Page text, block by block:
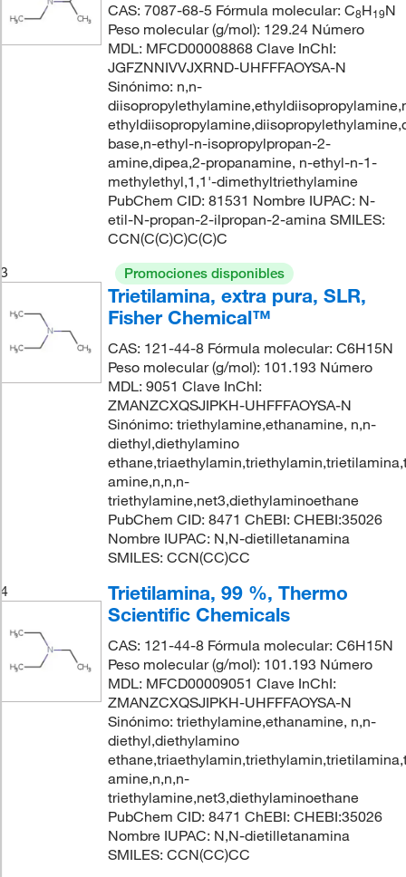
CAS: 7087-68-5 Fórmula molecular: C8H19N
Peso molecular (g/mol): 129.24 Número
MDL: MFCD00008868 Clave InChI:
JGFZNNIVVJXRND-UHFFFAOYSA-N
Sinónimo: n,n-
base,n-ethyl-n-isopropylpropan-2-
amine,dipea,2-propanamine, n-ethyl-n-1-
methylethyl,1,1'-dimethyltriethylamine
PubChem CID: 81531 Nombre IUPAC: N-
etil-N-propan-2-ilpropan-2-amina SMILES:
CCN(C(C)C)C(C)C
3
Promociones disponibles
Trietilamina, extra pura, SLR,
Fisher Chemical™
CAS: 121-44-8 Fórmula molecular: C6H15N
Peso molecular (g/mol): 101.193 Número
MDL: 9051 Clave InChI:
ZMANZCXQSJIPKH-UHFFFAOYSA-N
Sinónimo: triethylamine,ethanamine, n,n-
diethyl,diethylamino
amine,n,n,n-
triethylamine,net3,diethylaminoethane
PubChem CID: 8471 ChEBI: CHEBI:35026
Nombre IUPAC: N,N-dietilletanamina
SMILES: CCN(CC)CC
4
Trietilamina, 99 %, Thermo
Scientific Chemicals
CAS: 121-44-8 Fórmula molecular: C6H15N
Peso molecular (g/mol): 101.193 Número
MDL: MFCD00009051 Clave InChI:
ZMANZCXQSJIPKH-UHFFFAOYSA-N
Sinónimo: triethylamine,ethanamine, n,n-
diethyl,diethylamino
amine,n,n,n-
triethylamine,net3,diethylaminoethane
PubChem CID: 8471 ChEBI: CHEBI:35026
Nombre IUPAC: N,N-dietilletanamina
SMILES: CCN(CC)CC